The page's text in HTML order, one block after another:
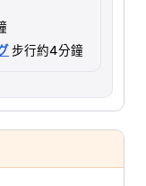
步行約4分鐘